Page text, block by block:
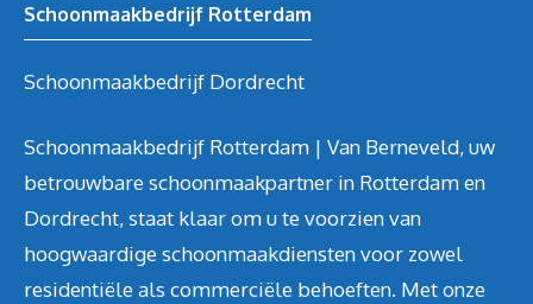
Schoonmaakbedrijf Rotterdam
Schoonmaakbedrijf Dordrecht
Schoonmaakbedrijf Rotterdam | Van Berneveld, uw
betrouwbare schoonmaakpartner in Rotterdam en
Dordrecht, staat klaar om u te voorzien van
hoogwaardige schoonmaakdiensten voor zowel
residentiële als commerciële behoeften. Met onze